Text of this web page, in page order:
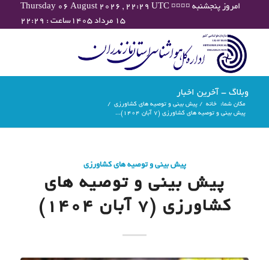
Thursday 06 August 2026 , 22:29 UTC ¤¤¤¤ امروز پنجشنبه
۱۵ مرداد ۱۴۰۵ساعت : ۲۲:۲۹
وبلاگ - آخرین اخبار
مکان شما: خانه / پیش بینی و توصیه های کشاورزی /
پیش بینی و توصیه های کشاورزی (7 آبان ۱۴۰۴)...
پیش بینی و توصیه های کشاورزی
پیش بینی و توصیه های
کشاورزی (7 آبان ۱۴۰۴)